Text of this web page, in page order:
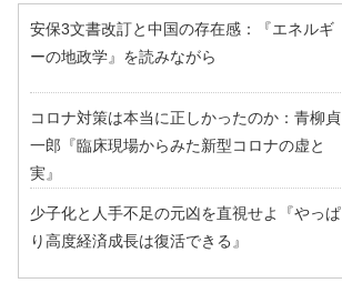
安保3文書改訂と中国の存在感：『エネルギ
ーの地政学』を読みながら
コロナ対策は本当に正しかったのか：青柳貞
一郎『臨床現場からみた新型コロナの虚と
実』
少子化と人手不足の元凶を直視せよ『やっぱ
り高度経済成長は復活できる』